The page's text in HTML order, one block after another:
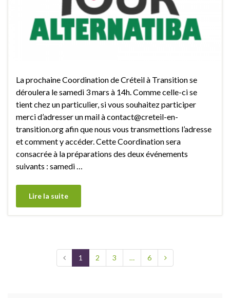
La prochaine Coordination de Créteil à Transition se
déroulera le samedi 3 mars à 14h. Comme celle-ci se
tient chez un particulier, si vous souhaitez participer
merci d’adresser un mail à contact@creteil-en-
transition.org afin que nous vous transmettions l’adresse
et comment y accéder. Cette Coordination sera
consacrée à la préparations des deux événements
suivants : samedi …
Lire la suite
1 2 3 … 6